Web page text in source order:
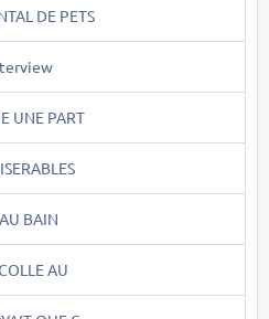
DE PETS
UNE PART
BAIN
AU